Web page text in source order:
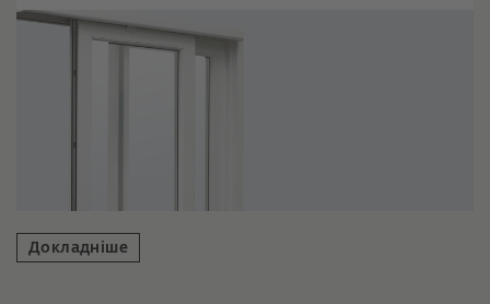
Докладніше